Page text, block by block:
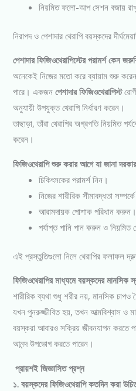
নিয়মিত ফলো-আপ সেশন বজায়
নিরাপদ ও পেশাদার থেরাপি বয়স্কদের
পেশাদার ফিজিওথেরাপিস্টের পরামর্শ কেন
অনেকেই নিজের মতো করে ব্যায়াম শুরু
পারে। একজনপেশাদার ফিজিওথেরাপিস্ট
অনুযায়ী উপযুক্ত থেরাপি নির্ধারণ করেন।
তাছাড়া, তাঁরা থেরাপির অগ্রগতি নিয়মিত
করেন।
ফিজিওথেরাপি শুরু করার আগে যা জানা
চিকিৎসকের পরামর্শ নিন।
নিজের শারীরিক সীমাবদ্ধতা
আরামদায়ক পোশাক পরিধান করুন।
পর্যাপ্ত পানি পান করুন ও নিয়মিত
এই প্রস্তুতিগুলো নিলে থেরাপির ফলাফল
ফিজিওথেরাপির মাধ্যমে বয়স্কদের মানসিক
শারীরিক ব্যথা শুধু শরীর নয়, মানসিক চাপও
যখন পুনরুজ্জীবিত হয়, তখন আত্মবিশ্বাস ও
বয়স্করা আবারও সক্রিয় জীবনযাপন করতে
আনন্দ উপভোগ করতে পারেন।
প্রায়শই জিজ্ঞাসিত প্রশ্ন
১. বয়স্কদের ফিজিওথেরাপি কতদিন করা